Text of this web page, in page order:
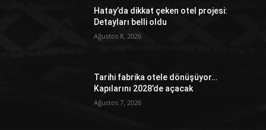
Hatay’da dikkat çeken otel projesi:
Detayları belli oldu
Ağustos 8, 2026
Tarihi fabrika otele dönüşüyor…
Kapılarını 2028’de açacak
Ağustos 7, 2026